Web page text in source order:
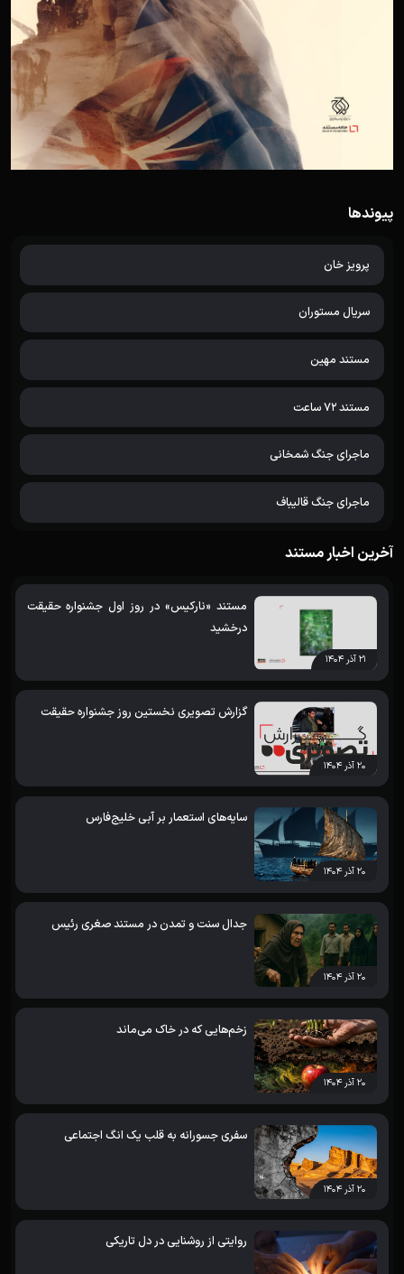
پیوندها
پرویز خان
سریال مستوران
مستند مهین
مستند 72 ساعت
ماجرای جنگ شمخانی
ماجرای جنگ قالیباف
آخرین اخبار مستند
۲۱ آذر ۱۴۰۴
مستند «نارکیس» در روز اول جشنواره حقیقت
درخشید
۲۰ آذر ۱۴۰۴
گزارش تصویری نخستین روز جشنواره حقیقت
۲۰ آذر ۱۴۰۴
سایه‌های استعمار بر آبی خلیج‌فارس
۲۰ آذر ۱۴۰۴
جدال سنت و تمدن در مستند صغری رئیس
۲۰ آذر ۱۴۰۴
زخم‌هایی که در خاک می‌ماند
۲۰ آذر ۱۴۰۴
سفری جسورانه به قلب یک انگ اجتماعی
روایتی از روشنایی در دل تاریکی